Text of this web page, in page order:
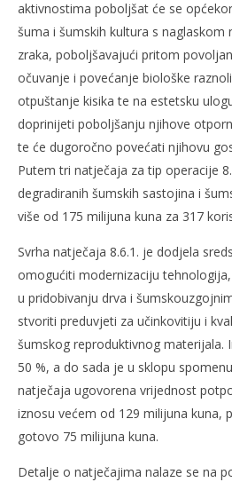
aktivnostima poboljšat će se
šuma i šumskih kultura s naglaskom
zraka, poboljšavajući pritom
očuvanje i povećanje biološke
otpuštanje kisika te na estetsku
doprinijeti poboljšanju njihove
te će dugoročno povećati njihovu
Putem tri natječaja za tip operacije
degradiranih šumskih sastojina i
više od 175 milijuna kuna za 317
Svrha natječaja 8.6.1. je dodjela
omogućiti modernizaciju
u pridobivanju drva i
stvoriti preduvjeti za učinkovitiju i
šumskog reproduktivnog materijala.
50 %, a do sada je u sklopu
natječaja ugovorena vrijednost
iznosu većem od 129 milijuna kuna,
gotovo 75 milijuna kuna.
Detalje o natječajima nalaze se na